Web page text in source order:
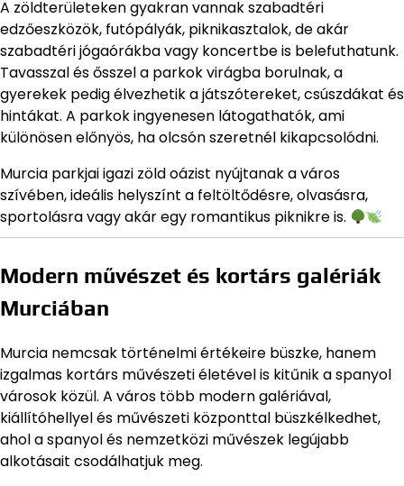
A zöldterületeken gyakran vannak szabadtéri
edzőeszközök, futópályák, piknikasztalok, de akár
szabadtéri jógaórákba vagy koncertbe is belefuthatunk.
Tavasszal és ősszel a parkok virágba borulnak, a
gyerekek pedig élvezhetik a játszótereket, csúszdákat és
hintákat. A parkok ingyenesen látogathatók, ami
különösen előnyös, ha olcsón szeretnél kikapcsolódni.
Murcia parkjai igazi zöld oázist nyújtanak a város
szívében, ideális helyszínt a feltöltődésre, olvasásra,
sportolásra vagy akár egy romantikus piknikre is.
Modern művészet és kortárs galériák
Murciában
Murcia nemcsak történelmi értékeire büszke, hanem
izgalmas kortárs művészeti életével is kitűnik a spanyol
városok közül. A város több modern galériával,
kiállítóhellyel és művészeti központtal büszkélkedhet,
ahol a spanyol és nemzetközi művészek legújabb
alkotásait csodálhatjuk meg.